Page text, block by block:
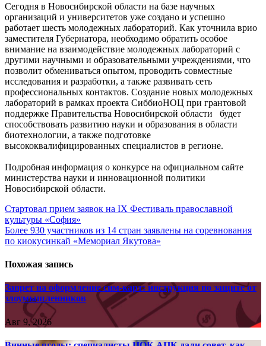
Сегодня в Новосибирской области на базе научных
организаций и университетов уже создано и успешно
работает шесть молодежных лабораторий. Как уточнила врио
заместителя Губернатора, необходимо обратить особое
внимание на взаимодействие молодежных лабораторий с
другими научными и образовательными учреждениями, что
позволит обмениваться опытом, проводить совместные
исследования и разработки, а также развивать сеть
профессиональных контактов. Создание новых молодежных
лабораторий в рамках проекта СиббиоНОЦ при грантовой
поддержке Правительства Новосибирской области будет
способствовать развитию науки и образования в области
биотехнологии, а также подготовке
высококвалифицированных специалистов в регионе.
Подробная информация о конкурсе на официальном сайте
министерства науки и инновационной политики
Новосибирской области.
Навигация
по
записям
Стартовал прием заявок на IX Фестиваль православной
культуры «София»
Более 930 участников из 14 стран заявлены на соревнования
по киокусинкай «Мемориал Якутова»
Похожая запись
Запрет на оформление сим-карт: инструкция по защите от
злоумышленников
Авг 9, 2026